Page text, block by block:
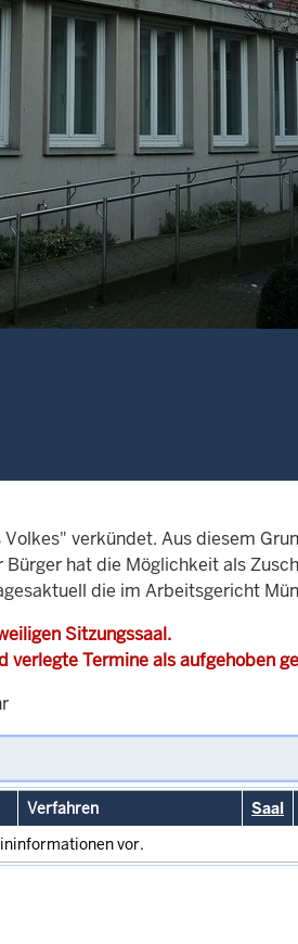
verkündet. Aus diesem
hat die Möglichkeit als
die im Arbeitsgericht
Sitzungssaal.
verlegte Termine als aufgehoben
Verfahren Saal
vor.